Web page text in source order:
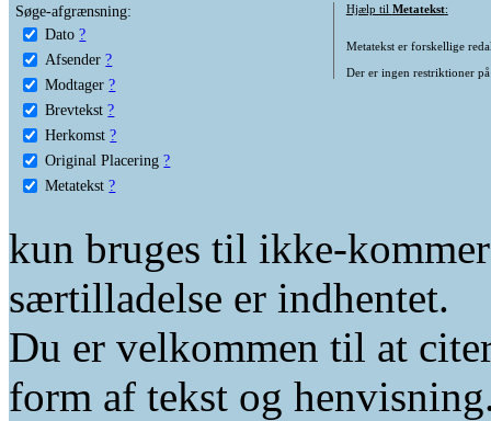
Søge-afgrænsning:
Dato ?
Afsender ?
Modtager ?
Brevtekst ?
Herkomst ?
Original Placering ?
Metatekst ?
Hjælp til Metatekst:
Metatekst er forskellige
Der er ingen restriktioner
kun bruges til ikke-
særtilladelse er indhentet.
Du er velkommen til at
form af tekst og